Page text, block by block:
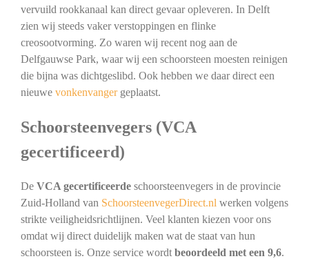
vervuild rookkanaal kan direct gevaar opleveren. In Delft
zien wij steeds vaker verstoppingen en flinke
creosootvorming. Zo waren wij recent nog aan de
Delfgauwse Park, waar wij een schoorsteen moesten reinigen
die bijna was dichtgeslibd. Ook hebben we daar direct een
nieuwe vonkenvangergeplaatst.
Schoorsteenvegers (VCA
gecertificeerd)
De VCA gecertificeerdeschoorsteenvegers in de provincie
Zuid-Holland van SchoorsteenvegerDirect.nl werken volgens
strikte veiligheidsrichtlijnen. Veel klanten kiezen voor ons
omdat wij direct duidelijk maken wat de staat van hun
schoorsteen is. Onze service wordt beoordeeld met een 9,6.